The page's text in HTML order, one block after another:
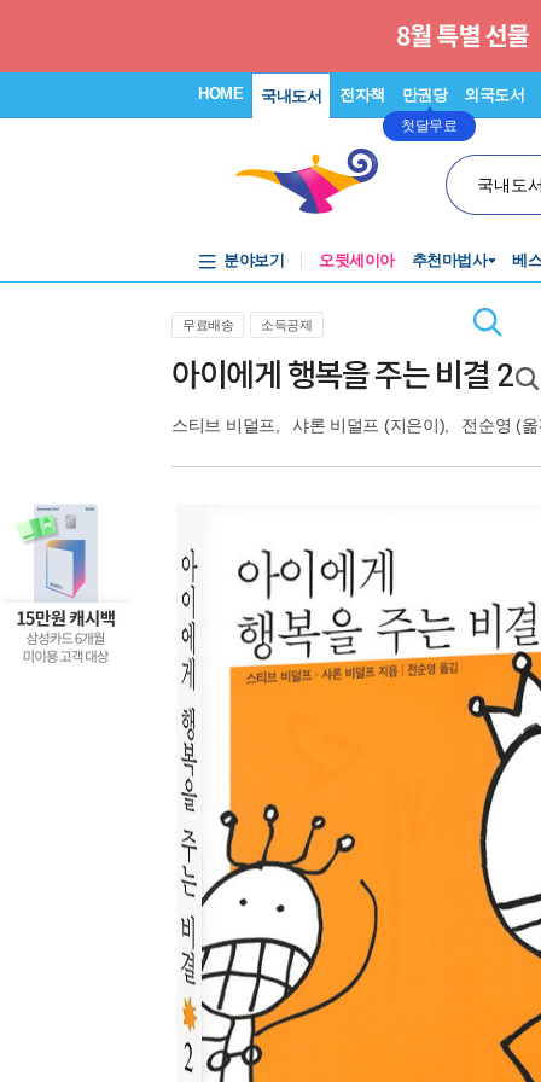
HOME 국내도서 전자책 만권당
첫달무료
외국도서
국내도
분야보기 오뒷세이아 추천마법사 베
무료배송 소득공제
아이에게 행복을 주는 비결 2
스티브 비덜프 샤론 비덜프 (지은이), 전순영 (